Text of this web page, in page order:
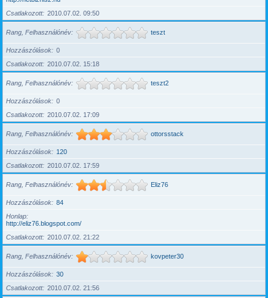
Csatlakozott
2010.07.02. 09:50
Rang, Felhasználónév teszt
Hozzászólások
0
Csatlakozott
2010.07.02. 15:18
Rang, Felhasználónév teszt2
Hozzászólások
0
Csatlakozott
2010.07.02. 17:09
Rang, Felhasználónév ottorsstack
Hozzászólások
120
Csatlakozott
2010.07.02. 17:59
Rang, Felhasználónév Eliz76
Hozzászólások
84
Honlap
http://eliz76.blogspot.com/
Csatlakozott
2010.07.02. 21:22
Rang, Felhasználónév kovpeter30
Hozzászólások
30
Csatlakozott
2010.07.02. 21:56